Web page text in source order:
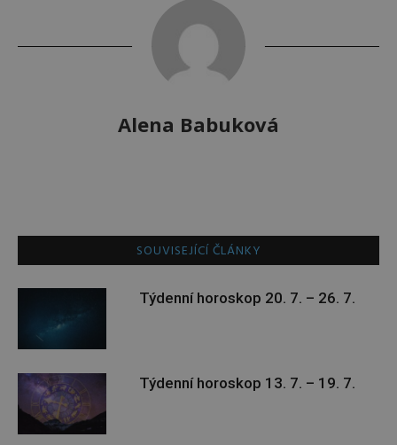
Alena Babuková
SOUVISEJÍCÍ ČLÁNKY
Týdenní horoskop 20. 7. – 26. 7.
Týdenní horoskop 13. 7. – 19. 7.